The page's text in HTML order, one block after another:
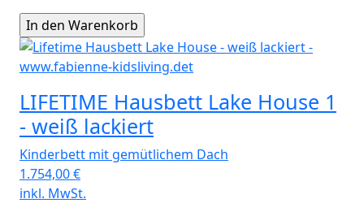
LIFETIME Hausbett Lake House 1
- weiß lackiert
Kinderbett mit gemütlichem Dach
1.754,00€
inkl. MwSt.